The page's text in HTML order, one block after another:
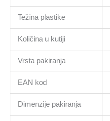
Težina plastike
Količina u kutiji
Vrsta pakiranja
EAN kod
Dimenzije pakiranja